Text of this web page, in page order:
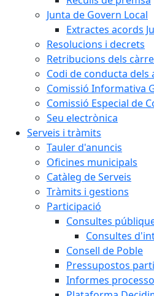
Junta de Govern Local
Extractes acords
Resolucions i decrets
Retribucions dels
Codi de conducta dels
Comissió Informativa
Comissió Especial de
Seu electrònica
Serveis i tràmits
Tauler d'anuncis
Oficines municipals
Catàleg de Serveis
Tràmits i gestions
Participació
Consultes
Consultes
Consell de Poble
Pressupostos
Informes